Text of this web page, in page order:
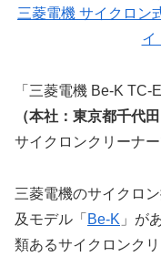
三菱電機 サイクロン
イ
「三菱電機 Be-K TC-
（本社：東京都千代田
サイクロンクリーナー
三菱電機のサイクロ
及モデル「 Be-K 」が
類あるサイクロンク